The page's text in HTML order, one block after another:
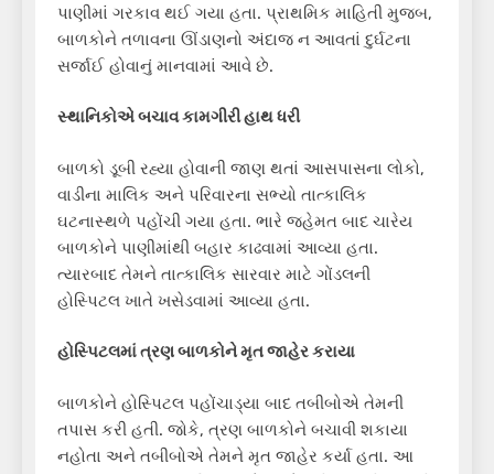
પાણીમાં ગરકાવ થઈ ગયા હતા. પ્રાથમિક માહિતી મુજબ,
બાળકોને તળાવના ઊંડાણનો અંદાજ ન આવતાં દુર્ઘટના
સર્જાઈ હોવાનું માનવામાં આવે છે.
સ્થાનિકોએ બચાવ કામગીરી હાથ ધરી
બાળકો ડૂબી રહ્યા હોવાની જાણ થતાં આસપાસના લોકો,
વાડીના માલિક અને પરિવારના સભ્યો તાત્કાલિક
ઘટનાસ્થળે પહોંચી ગયા હતા. ભારે જહેમત બાદ ચારેય
બાળકોને પાણીમાંથી બહાર કાઢવામાં આવ્યા હતા.
ત્યારબાદ તેમને તાત્કાલિક સારવાર માટે ગોંડલની
હોસ્પિટલ ખાતે ખસેડવામાં આવ્યા હતા.
હોસ્પિટલમાં ત્રણ બાળકોને મૃત જાહેર કરાયા
બાળકોને હોસ્પિટલ પહોંચાડ્યા બાદ તબીબોએ તેમની
તપાસ કરી હતી. જોકે, ત્રણ બાળકોને બચાવી શકાયા
નહોતા અને તબીબોએ તેમને મૃત જાહેર કર્યા હતા. આ